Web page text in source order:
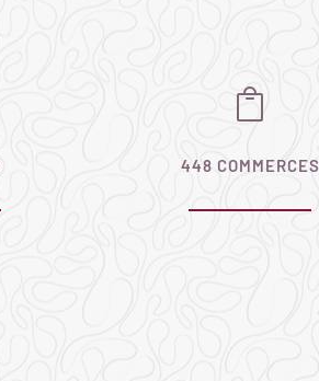

448 COMMERCES